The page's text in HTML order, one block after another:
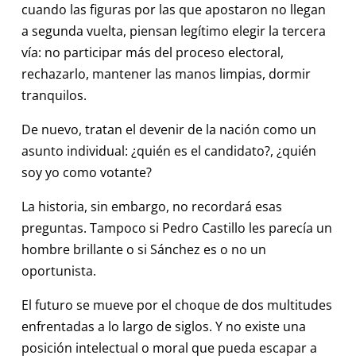
cuando las figuras por las que apostaron no llegan
a segunda vuelta, piensan legítimo elegir la tercera
vía: no participar más del proceso electoral,
rechazarlo, mantener las manos limpias, dormir
tranquilos.
De nuevo, tratan el devenir de la nación como un
asunto individual: ¿quién es el candidato?, ¿quién
soy yo como votante?
La historia, sin embargo, no recordará esas
preguntas. Tampoco si Pedro Castillo les parecía un
hombre brillante o si Sánchez es o no un
oportunista.
El futuro se mueve por el choque de dos multitudes
enfrentadas a lo largo de siglos. Y no existe una
posición intelectual o moral que pueda escapar a